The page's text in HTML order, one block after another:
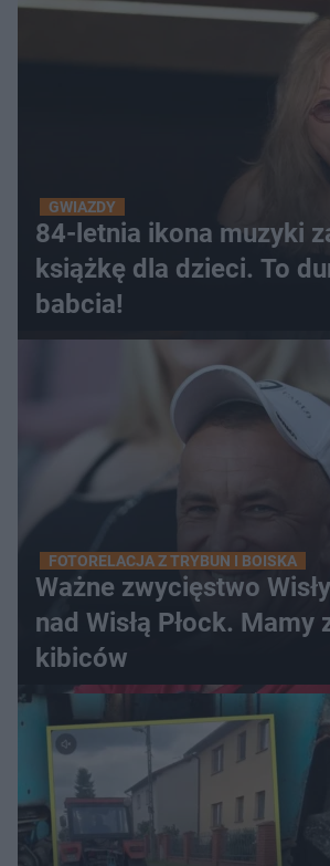
GWIAZDY
84-letnia ikona muzyki
książkę dla dzieci. To
babcia!
FOTORELACJA Z TRYBUN I BOISKA
Ważne zwycięstwo
nad Wisłą Płock. Mamy
kibiców